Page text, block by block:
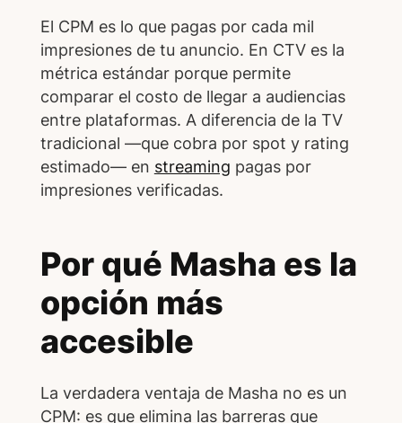
El CPM es lo que pagas por cada mil
impresiones de tu anuncio. En CTV es la
métrica estándar porque permite
comparar el costo de llegar a audiencias
entre plataformas. A diferencia de la TV
tradicional —que cobra por spot y rating
estimado— en streaming pagas por
impresiones verificadas.
Por qué Masha es la
opción más
accesible
La verdadera ventaja de Masha no es un
CPM: es que elimina las barreras que